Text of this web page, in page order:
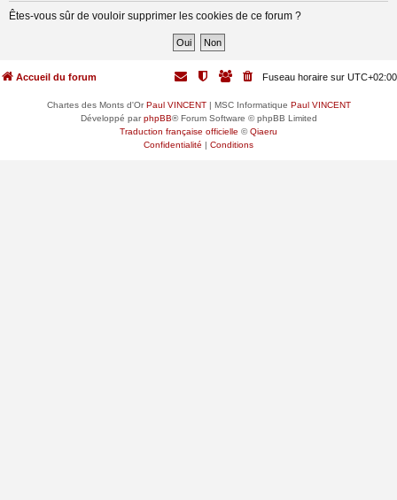
Êtes-vous sûr de vouloir supprimer les cookies de ce forum ?
Accueil du forum Fuseau horaire sur UTC+02:00
Chartes des Monts d'OrPaul VINCENT| MSC Informatique Paul VINCENT
Développé parphpBB® Forum Software © phpBB Limited
Traduction française officielle ©Qiaeru
Confidentialité | Conditions